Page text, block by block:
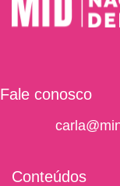
Fale conosco
Conteúdos